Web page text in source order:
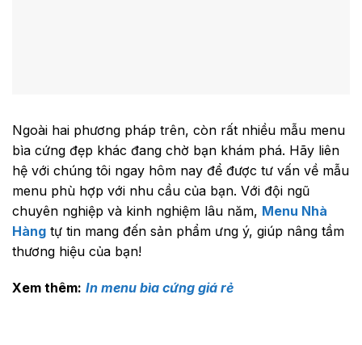
Ngoài hai phương pháp trên, còn rất nhiều mẫu menu
bìa cứng đẹp khác đang chờ bạn khám phá. Hãy liên
hệ với chúng tôi ngay hôm nay để được tư vấn về mẫu
menu phù hợp với nhu cầu của bạn. Với đội ngũ
chuyên nghiệp và kinh nghiệm lâu năm, Menu Nhà
Hàng tự tin mang đến sản phẩm ưng ý, giúp nâng tầm
thương hiệu của bạn!
Xem thêm: In menu bìa cứng giá rẻ